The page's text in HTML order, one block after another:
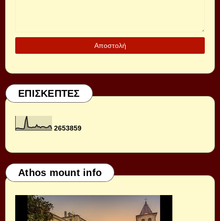
ΕΠΙΣΚΕΠΤΕΣ
2653859
Athos mount info